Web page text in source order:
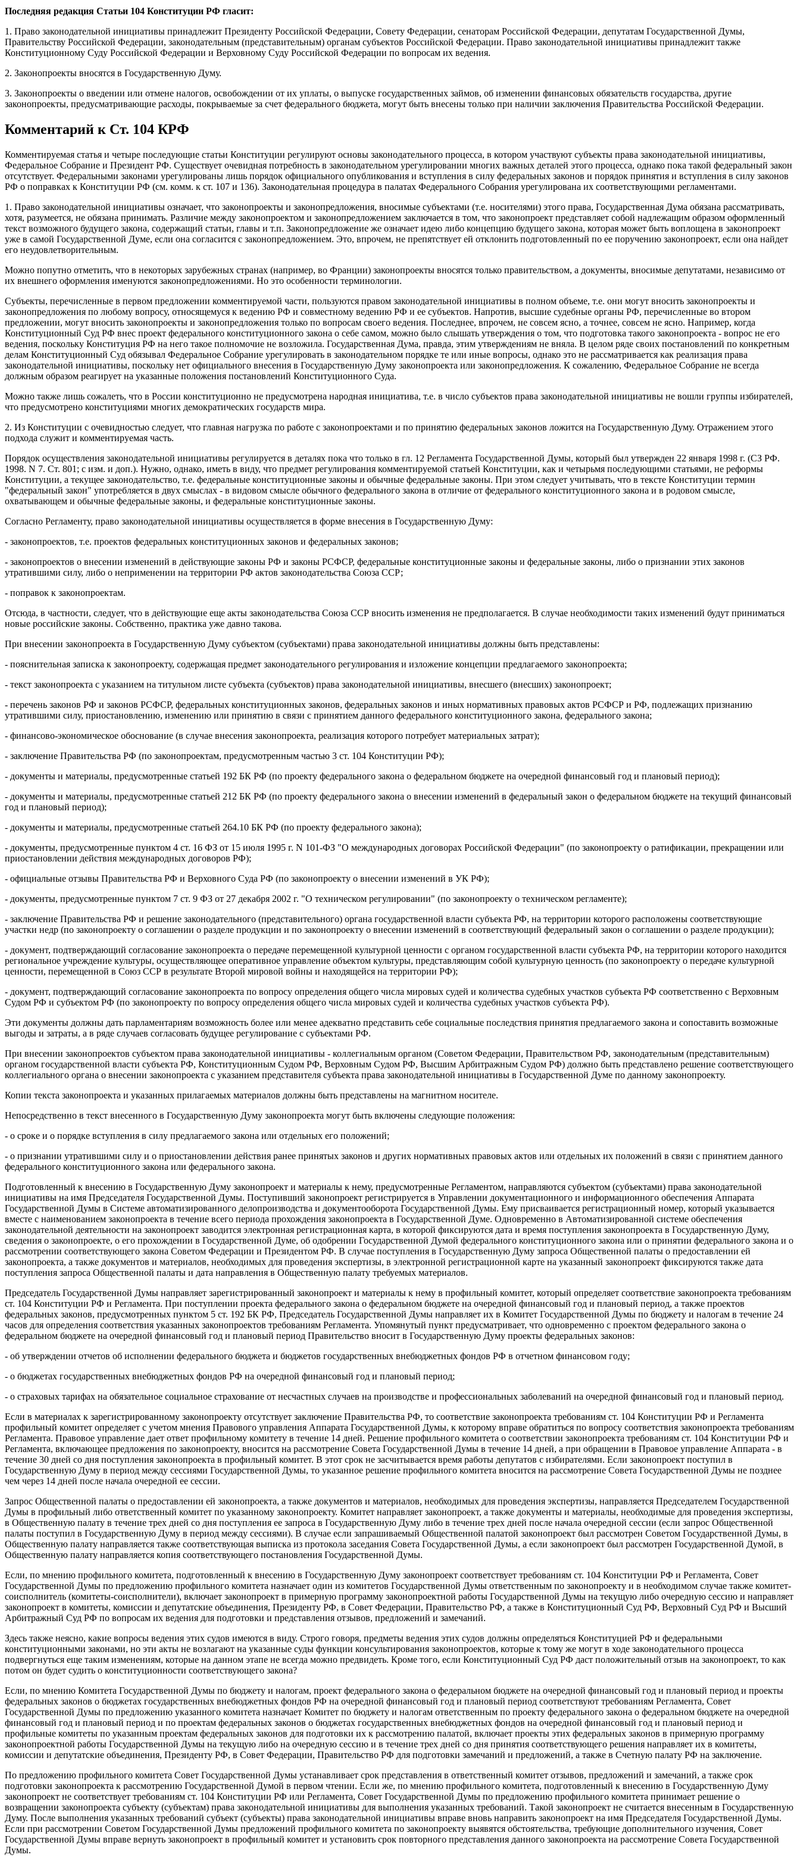
Последняя редакция Статьи 104 Конституции РФ гласит:
1. Право законодательной инициативы принадлежит Президенту Российской Федерации, Совету Федерации, сенаторам Российской Федерации, депутатам Государственной Думы,
Правительству Российской Федерации, законодательным (представительным) органам субъектов Российской Федерации. Право законодательной инициативы принадлежит также
Конституционному Суду Российской Федерации и Верховному Суду Российской Федерации по вопросам их ведения.
2. Законопроекты вносятся в Государственную Думу.
3. Законопроекты о введении или отмене налогов, освобождении от их уплаты, о выпуске государственных займов, об изменении финансовых обязательств государства, другие
законопроекты, предусматривающие расходы, покрываемые за счет федерального бюджета, могут быть внесены только при наличии заключения Правительства Российской Федерации.
Комментарий к Ст. 104 КРФ
Комментируемая статья и четыре последующие статьи Конституции регулируют основы законодательного процесса, в котором участвуют субъекты права законодательной инициативы,
Федеральное Собрание и Президент РФ. Существует очевидная потребность в законодательном урегулировании многих важных деталей этого процесса, однако пока такой федеральный закон
отсутствует. Федеральными законами урегулированы лишь порядок официального опубликования и вступления в силу федеральных законов и порядок принятия и вступления в силу законов
РФ о поправках к Конституции РФ (см. комм. к ст. 107 и 136). Законодательная процедура в палатах Федерального Собрания урегулирована их соответствующими регламентами.
1. Право законодательной инициативы означает, что законопроекты и законопредложения, вносимые субъектами (т.е. носителями) этого права, Государственная Дума обязана рассматривать,
хотя, разумеется, не обязана принимать. Различие между законопроектом и законопредложением заключается в том, что законопроект представляет собой надлежащим образом оформленный
текст возможного будущего закона, содержащий статьи, главы и т.п. Законопредложение же означает идею либо концепцию будущего закона, которая может быть воплощена в законопроект
уже в самой Государственной Думе, если она согласится с законопредложением. Это, впрочем, не препятствует ей отклонить подготовленный по ее поручению законопроект, если она найдет
его неудовлетворительным.
Можно попутно отметить, что в некоторых зарубежных странах (например, во Франции) законопроекты вносятся только правительством, а документы, вносимые депутатами, независимо от
их внешнего оформления именуются законопредложениями. Но это особенности терминологии.
Субъекты, перечисленные в первом предложении комментируемой части, пользуются правом законодательной инициативы в полном объеме, т.е. они могут вносить законопроекты и
законопредложения по любому вопросу, относящемуся к ведению РФ и совместному ведению РФ и ее субъектов. Напротив, высшие судебные органы РФ, перечисленные во втором
предложении, могут вносить законопроекты и законопредложения только по вопросам своего ведения. Последнее, впрочем, не совсем ясно, а точнее, совсем не ясно. Например, когда
Конституционный Суд РФ внес проект федерального конституционного закона о себе самом, можно было слышать утверждения о том, что подготовка такого законопроекта - вопрос не его
ведения, поскольку Конституция РФ на него такое полномочие не возложила. Государственная Дума, правда, этим утверждениям не вняла. В целом ряде своих постановлений по конкретным
делам Конституционный Суд обязывал Федеральное Собрание урегулировать в законодательном порядке те или иные вопросы, однако это не рассматривается как реализация права
законодательной инициативы, поскольку нет официального внесения в Государственную Думу законопроекта или законопредложения. К сожалению, Федеральное Собрание не всегда
должным образом реагирует на указанные положения постановлений Конституционного Суда.
Можно также лишь сожалеть, что в России конституционно не предусмотрена народная инициатива, т.е. в число субъектов права законодательной инициативы не вошли группы избирателей,
что предусмотрено конституциями многих демократических государств мира.
2. Из Конституции с очевидностью следует, что главная нагрузка по работе с законопроектами и по принятию федеральных законов ложится на Государственную Думу. Отражением этого
подхода служит и комментируемая часть.
Порядок осуществления законодательной инициативы регулируется в деталях пока что только в гл. 12 Регламента Государственной Думы, который был утвержден 22 января 1998 г. (СЗ РФ.
1998. N 7. Ст. 801; с изм. и доп.). Нужно, однако, иметь в виду, что предмет регулирования комментируемой статьей Конституции, как и четырьмя последующими статьями, не реформы
Конституции, а текущее законодательство, т.е. федеральные конституционные законы и обычные федеральные законы. При этом следует учитывать, что в тексте Конституции термин
"федеральный закон" употребляется в двух смыслах - в видовом смысле обычного федерального закона в отличие от федерального конституционного закона и в родовом смысле,
охватывающем и обычные федеральные законы, и федеральные конституционные законы.
Согласно Регламенту, право законодательной инициативы осуществляется в форме внесения в Государственную Думу:
- законопроектов, т.е. проектов федеральных конституционных законов и федеральных законов;
- законопроектов о внесении изменений в действующие законы РФ и законы РСФСР, федеральные конституционные законы и федеральные законы, либо о признании этих законов
утратившими силу, либо о неприменении на территории РФ актов законодательства Союза ССР;
- поправок к законопроектам.
Отсюда, в частности, следует, что в действующие еще акты законодательства Союза ССР вносить изменения не предполагается. В случае необходимости таких изменений будут приниматься
новые российские законы. Собственно, практика уже давно такова.
При внесении законопроекта в Государственную Думу субъектом (субъектами) права законодательной инициативы должны быть представлены:
- пояснительная записка к законопроекту, содержащая предмет законодательного регулирования и изложение концепции предлагаемого законопроекта;
- текст законопроекта с указанием на титульном листе субъекта (субъектов) права законодательной инициативы, внесшего (внесших) законопроект;
- перечень законов РФ и законов РСФСР, федеральных конституционных законов, федеральных законов и иных нормативных правовых актов РСФСР и РФ, подлежащих признанию
утратившими силу, приостановлению, изменению или принятию в связи с принятием данного федерального конституционного закона, федерального закона;
- финансово-экономическое обоснование (в случае внесения законопроекта, реализация которого потребует материальных затрат);
- заключение Правительства РФ (по законопроектам, предусмотренным частью 3 ст. 104 Конституции РФ);
- документы и материалы, предусмотренные статьей 192 БК РФ (по проекту федерального закона о федеральном бюджете на очередной финансовый год и плановый период);
- документы и материалы, предусмотренные статьей 212 БК РФ (по проекту федерального закона о внесении изменений в федеральный закон о федеральном бюджете на текущий финансовый
год и плановый период);
- документы и материалы, предусмотренные статьей 264.10 БК РФ (по проекту федерального закона);
- документы, предусмотренные пунктом 4 ст. 16 ФЗ от 15 июля 1995 г. N 101-ФЗ "О международных договорах Российской Федерации" (по законопроекту о ратификации, прекращении или
приостановлении действия международных договоров РФ);
- официальные отзывы Правительства РФ и Верховного Суда РФ (по законопроекту о внесении изменений в УК РФ);
- документы, предусмотренные пунктом 7 ст. 9 ФЗ от 27 декабря 2002 г. "О техническом регулировании" (по законопроекту о техническом регламенте);
- заключение Правительства РФ и решение законодательного (представительного) органа государственной власти субъекта РФ, на территории которого расположены соответствующие
участки недр (по законопроекту о соглашении о разделе продукции и по законопроекту о внесении изменений в соответствующий федеральный закон о соглашении о разделе продукции);
- документ, подтверждающий согласование законопроекта о передаче перемещенной культурной ценности с органом государственной власти субъекта РФ, на территории которого находится
региональное учреждение культуры, осуществляющее оперативное управление объектом культуры, представляющим собой культурную ценность (по законопроекту о передаче культурной
ценности, перемещенной в Союз ССР в результате Второй мировой войны и находящейся на территории РФ);
- документ, подтверждающий согласование законопроекта по вопросу определения общего числа мировых судей и количества судебных участков субъекта РФ соответственно с Верховным
Судом РФ и субъектом РФ (по законопроекту по вопросу определения общего числа мировых судей и количества судебных участков субъекта РФ).
Эти документы должны дать парламентариям возможность более или менее адекватно представить себе социальные последствия принятия предлагаемого закона и сопоставить возможные
выгоды и затраты, а в ряде случаев согласовать будущее регулирование с субъектами РФ.
При внесении законопроектов субъектом права законодательной инициативы - коллегиальным органом (Советом Федерации, Правительством РФ, законодательным (представительным)
органом государственной власти субъекта РФ, Конституционным Судом РФ, Верховным Судом РФ, Высшим Арбитражным Судом РФ) должно быть представлено решение соответствующего
коллегиального органа о внесении законопроекта с указанием представителя субъекта права законодательной инициативы в Государственной Думе по данному законопроекту.
Копии текста законопроекта и указанных прилагаемых материалов должны быть представлены на магнитном носителе.
Непосредственно в текст внесенного в Государственную Думу законопроекта могут быть включены следующие положения:
- о сроке и о порядке вступления в силу предлагаемого закона или отдельных его положений;
- о признании утратившими силу и о приостановлении действия ранее принятых законов и других нормативных правовых актов или отдельных их положений в связи с принятием данного
федерального конституционного закона или федерального закона.
Подготовленный к внесению в Государственную Думу законопроект и материалы к нему, предусмотренные Регламентом, направляются субъектом (субъектами) права законодательной
инициативы на имя Председателя Государственной Думы. Поступивший законопроект регистрируется в Управлении документационного и информационного обеспечения Аппарата
Государственной Думы в Системе автоматизированного делопроизводства и документооборота Государственной Думы. Ему присваивается регистрационный номер, который указывается
вместе с наименованием законопроекта в течение всего периода прохождения законопроекта в Государственной Думе. Одновременно в Автоматизированной системе обеспечения
законодательной деятельности на законопроект заводится электронная регистрационная карта, в которой фиксируются дата и время поступления законопроекта в Государственную Думу,
сведения о законопроекте, о его прохождении в Государственной Думе, об одобрении Государственной Думой федерального конституционного закона или о принятии федерального закона и о
рассмотрении соответствующего закона Советом Федерации и Президентом РФ. В случае поступления в Государственную Думу запроса Общественной палаты о предоставлении ей
законопроекта, а также документов и материалов, необходимых для проведения экспертизы, в электронной регистрационной карте на указанный законопроект фиксируются также дата
поступления запроса Общественной палаты и дата направления в Общественную палату требуемых материалов.
Председатель Государственной Думы направляет зарегистрированный законопроект и материалы к нему в профильный комитет, который определяет соответствие законопроекта требованиям
ст. 104 Конституции РФ и Регламента. При поступлении проекта федерального закона о федеральном бюджете на очередной финансовый год и плановый период, а также проектов
федеральных законов, предусмотренных пунктом 5 ст. 192 БК РФ, Председатель Государственной Думы направляет их в Комитет Государственной Думы по бюджету и налогам в течение 24
часов для определения соответствия указанных законопроектов требованиям Регламента. Упомянутый пункт предусматривает, что одновременно с проектом федерального закона о
федеральном бюджете на очередной финансовый год и плановый период Правительство вносит в Государственную Думу проекты федеральных законов:
- об утверждении отчетов об исполнении федерального бюджета и бюджетов государственных внебюджетных фондов РФ в отчетном финансовом году;
- о бюджетах государственных внебюджетных фондов РФ на очередной финансовый год и плановый период;
- о страховых тарифах на обязательное социальное страхование от несчастных случаев на производстве и профессиональных заболеваний на очередной финансовый год и плановый период.
Если в материалах к зарегистрированному законопроекту отсутствует заключение Правительства РФ, то соответствие законопроекта требованиям ст. 104 Конституции РФ и Регламента
профильный комитет определяет с учетом мнения Правового управления Аппарата Государственной Думы, к которому вправе обратиться по вопросу соответствия законопроекта требованиям
Регламента. Правовое управление дает ответ профильному комитету в течение 14 дней. Решение профильного комитета о соответствии законопроекта требованиям ст. 104 Конституции РФ и
Регламента, включающее предложения по законопроекту, вносится на рассмотрение Совета Государственной Думы в течение 14 дней, а при обращении в Правовое управление Аппарата - в
течение 30 дней со дня поступления законопроекта в профильный комитет. В этот срок не засчитывается время работы депутатов с избирателями. Если законопроект поступил в
Государственную Думу в период между сессиями Государственной Думы, то указанное решение профильного комитета вносится на рассмотрение Совета Государственной Думы не позднее
чем через 14 дней после начала очередной ее сессии.
Запрос Общественной палаты о предоставлении ей законопроекта, а также документов и материалов, необходимых для проведения экспертизы, направляется Председателем Государственной
Думы в профильный либо ответственный комитет по указанному законопроекту. Комитет направляет законопроект, а также документы и материалы, необходимые для проведения экспертизы,
в Общественную палату в течение трех дней со дня поступления ее запроса в Государственную Думу либо в течение трех дней после начала очередной сессии (если запрос Общественной
палаты поступил в Государственную Думу в период между сессиями). В случае если запрашиваемый Общественной палатой законопроект был рассмотрен Советом Государственной Думы, в
Общественную палату направляется также соответствующая выписка из протокола заседания Совета Государственной Думы, а если законопроект был рассмотрен Государственной Думой, в
Общественную палату направляется копия соответствующего постановления Государственной Думы.
Если, по мнению профильного комитета, подготовленный к внесению в Государственную Думу законопроект соответствует требованиям ст. 104 Конституции РФ и Регламента, Совет
Государственной Думы по предложению профильного комитета назначает один из комитетов Государственной Думы ответственным по законопроекту и в необходимом случае также комитет-
соисполнитель (комитеты-соисполнители), включает законопроект в примерную программу законопроектной работы Государственной Думы на текущую либо очередную сессию и направляет
законопроект в комитеты, комиссии и депутатские объединения, Президенту РФ, в Совет Федерации, Правительство РФ, а также в Конституционный Суд РФ, Верховный Суд РФ и Высший
Арбитражный Суд РФ по вопросам их ведения для подготовки и представления отзывов, предложений и замечаний.
Здесь также неясно, какие вопросы ведения этих судов имеются в виду. Строго говоря, предметы ведения этих судов должны определяться Конституцией РФ и федеральными
конституционными законами, но эти акты не возлагают на указанные суды функции консультирования законопроектов, которые к тому же могут в ходе законодательного процесса
подвергнуться еще таким изменениям, которые на данном этапе не всегда можно предвидеть. Кроме того, если Конституционный Суд РФ даст положительный отзыв на законопроект, то как
потом он будет судить о конституционности соответствующего закона?
Если, по мнению Комитета Государственной Думы по бюджету и налогам, проект федерального закона о федеральном бюджете на очередной финансовый год и плановый период и проекты
федеральных законов о бюджетах государственных внебюджетных фондов РФ на очередной финансовый год и плановый период соответствуют требованиям Регламента, Совет
Государственной Думы по предложению указанного комитета назначает Комитет по бюджету и налогам ответственным по проекту федерального закона о федеральном бюджете на очередной
финансовый год и плановый период и по проектам федеральных законов о бюджетах государственных внебюджетных фондов на очередной финансовый год и плановый период и
профильные комитеты по указанным проектам федеральных законов для подготовки их к рассмотрению палатой, включает проекты этих федеральных законов в примерную программу
законопроектной работы Государственной Думы на текущую либо на очередную сессию и в течение трех дней со дня принятия соответствующего решения направляет их в комитеты,
комиссии и депутатские объединения, Президенту РФ, в Совет Федерации, Правительство РФ для подготовки замечаний и предложений, а также в Счетную палату РФ на заключение.
По предложению профильного комитета Совет Государственной Думы устанавливает срок представления в ответственный комитет отзывов, предложений и замечаний, а также срок
подготовки законопроекта к рассмотрению Государственной Думой в первом чтении. Если же, по мнению профильного комитета, подготовленный к внесению в Государственную Думу
законопроект не соответствует требованиям ст. 104 Конституции РФ или Регламента, Совет Государственной Думы по предложению профильного комитета принимает решение о
возвращении законопроекта субъекту (субъектам) права законодательной инициативы для выполнения указанных требований. Такой законопроект не считается внесенным в Государственную
Думу. После выполнения указанных требований субъект (субъекты) права законодательной инициативы вправе вновь направить законопроект на имя Председателя Государственной Думы.
Если при рассмотрении Советом Государственной Думы предложений профильного комитета по законопроекту выявятся обстоятельства, требующие дополнительного изучения, Совет
Государственной Думы вправе вернуть законопроект в профильный комитет и установить срок повторного представления данного законопроекта на рассмотрение Совета Государственной
Думы.